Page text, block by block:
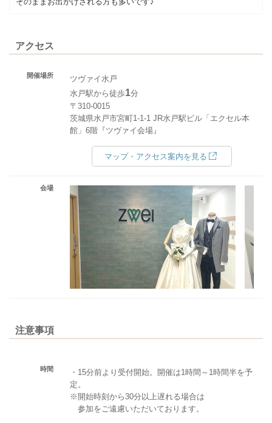
アクセス
開催場所
ツヴァイ水戸
水戸駅から徒歩1分
〒310-0015
茨城県水戸市宮町1-1-1 JR水戸駅ビル「エクセル本
館」6階『ツヴァイ会場』
マップ・アクセス案内を見る
会場
注意事項
時間
・15分前より受付開始。開催は1時間～1時間半を予
定。
※開始時刻から30分以上遅れる場合は
参加をご遠慮いただいております。